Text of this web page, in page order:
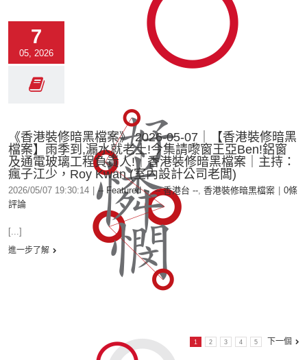
7
05, 2026
《香港裝修暗黑檔案》 2026-05-07｜【香港裝修暗黑
檔案】雨季到,漏水就老土!今集請嚟窗王亞Ben!鋁窗
及通電玻璃工程負責人!｜香港裝修暗黑檔案｜主持：
瘋子江少，Roy Kwan (室內設計公司老闆)
2026/05/07 19:30:14 -- Featured --,-- 香港台 --, 香港裝修暗黑檔案
0條
評論
[...]
進一步了解
1 2 3 4 5 下一個